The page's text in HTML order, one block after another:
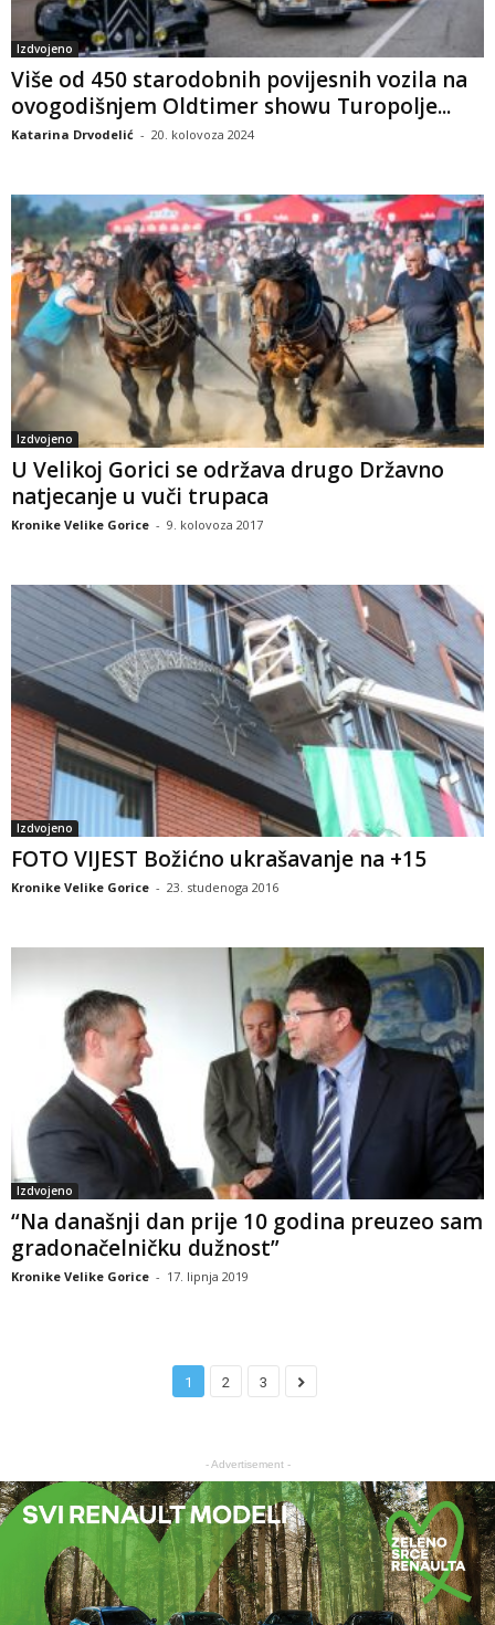
Izdvojeno
Više od 450 starodobnih povijesnih vozila na
ovogodišnjem Oldtimer showu Turopolje...
Katarina Drvodelić - 20. kolovoza 2024
Izdvojeno
U Velikoj Gorici se održava drugo Državno
natjecanje u vuči trupaca
Kronike Velike Gorice - 9. kolovoza 2017
Izdvojeno
FOTO VIJEST Božićno ukrašavanje na +15
Kronike Velike Gorice - 23. studenoga 2016
Izdvojeno
“Na današnji dan prije 10 godina preuzeo sam
gradonačelničku dužnost”
Kronike Velike Gorice - 17. lipnja 2019
1 2 3
- Advertisement -